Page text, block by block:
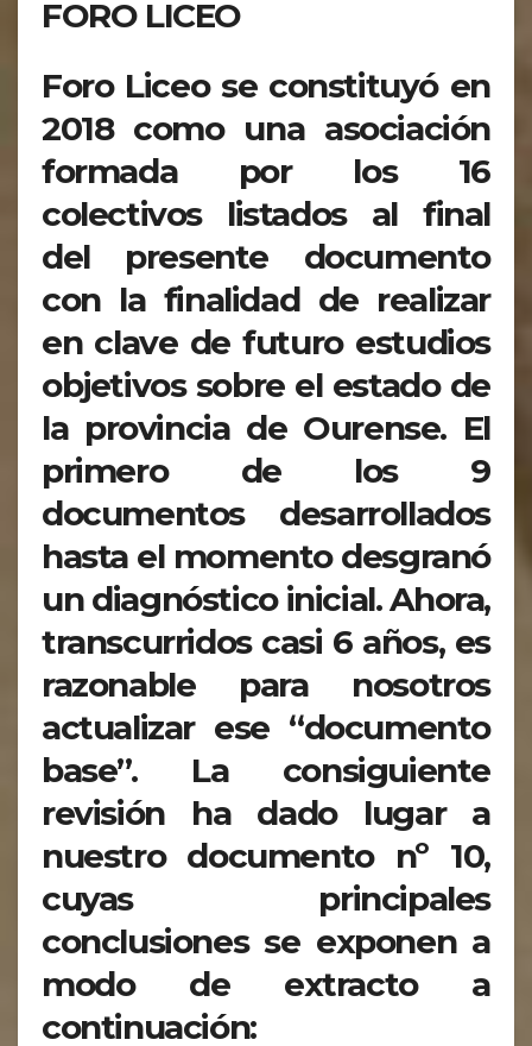
FORO LICEO
Foro Liceo se constituyó en
2018 como una asociación
formada por los 16
colectivos listados al final
del presente documento
con la finalidad de realizar
en clave de futuro estudios
objetivos sobre el estado de
la provincia de Ourense. El
primero de los 9
documentos desarrollados
hasta el momento desgranó
un diagnóstico inicial. Ahora,
transcurridos casi 6 años, es
razonable para nosotros
actualizar ese “documento
base”. La consiguiente
revisión ha dado lugar a
nuestro documento nº 10,
cuyas principales
conclusiones se exponen a
modo de extracto a
continuación: